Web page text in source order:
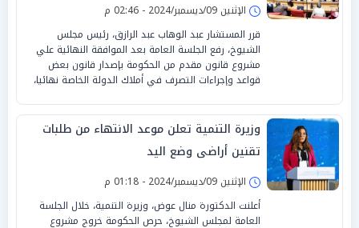
الإثنين 09/ديسمبر/2024 - 02:46 م
قرر المستشار عبد الوهاب عبد الرازق، رئيس مجلس
الشيوخ، رفع الجلسة العامة بعد الموافقة النهائية علي
مشروع قانون مقدم من الحكومة بإصدار قانون بعض
قواعد وإجراءات التصرف في أملاك الدولة الخاصة نهائيا،
وزيرة التنمية تعلن موعد الانتهاء من طلبات
تقنين أراضى وضع اليد
الإثنين 09/ديسمبر/2024 - 01:18 م
أعلنت الدكتورة منال عوض، وزيرة التنمية، خلال الجلسة
العامة لمجلس الشيوخ، حرص الحكومة خروج مشروع